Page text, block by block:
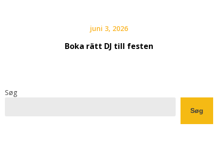
juni 3, 2026
Boka rätt DJ till festen
Søg
Søg